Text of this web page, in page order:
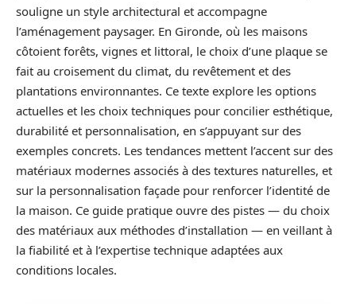
souligne un style architectural et accompagne
l’aménagement paysager. En Gironde, où les maisons
côtoient forêts, vignes et littoral, le choix d’une plaque se
fait au croisement du climat, du revêtement et des
plantations environnantes. Ce texte explore les options
actuelles et les choix techniques pour concilier esthétique,
durabilité et personnalisation, en s’appuyant sur des
exemples concrets. Les tendances mettent l’accent sur des
matériaux modernes associés à des textures naturelles, et
sur la personnalisation façade pour renforcer l’identité de
la maison. Ce guide pratique ouvre des pistes — du choix
des matériaux aux méthodes d’installation — en veillant à
la fiabilité et à l’expertise technique adaptées aux
conditions locales.